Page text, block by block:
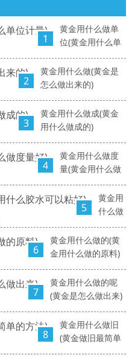
1
黄金用什么做单
位(黄金用什么单
2
黄金用什么做(黄金是
怎么做出来的)
3
黄金用什么做成(黄金
用什么做成的)
4
黄金用什么做度
量(黄金用什么做
5
黄金用
什么做
6
黄金用什么做的(黄
金用什么做的原料)
7
黄金用什么做的呢
(黄金是怎么做出来)
8
黄金用什么做旧
(黄金做旧最简单